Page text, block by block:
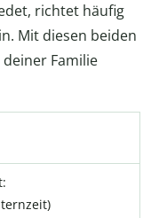
richtet häufig
Mit diesen beiden
Familie